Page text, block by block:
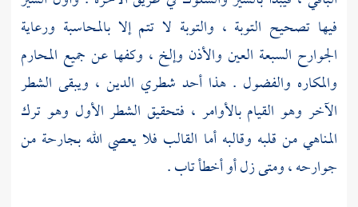
فيها تصحيح التوبة ، والتوبة لا تتم إلا بالمحاسبة ورعاية
الجوارح السبعة العين والأذن وإلخ ، وكفها عن جميع المحارم
والمكاره والفضول . هذا أحد شطري الدين ، ويبقى الشطر
الآخر وهو القيام بالأوامر ، فتحقيق الشطر الأول وهو ترك
المناهي من قلبه وقالبه أما القالب فلا يعصي الله بجارحة من
جوارحه ، ومتى زل أو أخطأ تاب .